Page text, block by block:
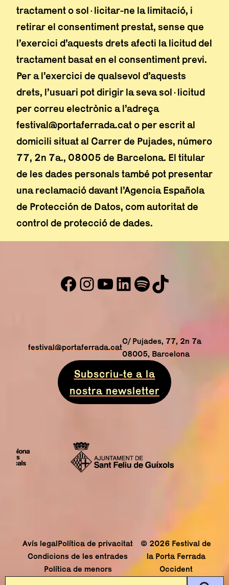
tractament o sol·licitar-ne la limitació, i
retirar el consentiment prestat, sense que
l’exercici d’aquests drets afecti la licitud del
tractament basat en el consentiment previ.
Per a l’exercici de qualsevol d’aquests
drets, l’usuari pot dirigir la seva sol·licitud
per correu electrònic a l’adreça
festival@portaferrada.cat o per escrit al
domicili situat al Carrer de Pujades, número
77, 2n 7a., 08005 de Barcelona. El titular
de les dades personals també pot presentar
una reclamació davant l’Agencia Española
de Protección de Datos, com autoritat de
control de protecció de dades.
Facebook
Abre en nueva ventana
Instagram
Abre en nueva ventana
YouTube
Abre en nueva ventana
LinkedIn
Abre en nueva
#Abre en nueva
TikTok
Abre en
festival@portaferrada.cat
C/ Pujades, 77, 2n 7a
08005, Barcelona
Subscriu-te a la
nostra newsletter
Avís legalPolítica de privacitat
Condicions de les entrades
Política de menors
© 2026 Festival de
la Porta Ferrada
Occident